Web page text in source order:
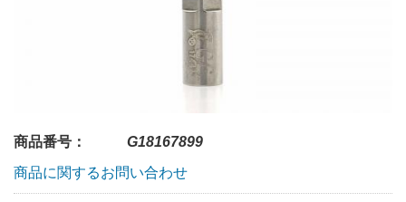
商品番号：
G18167899
商品に関するお問い合わせ